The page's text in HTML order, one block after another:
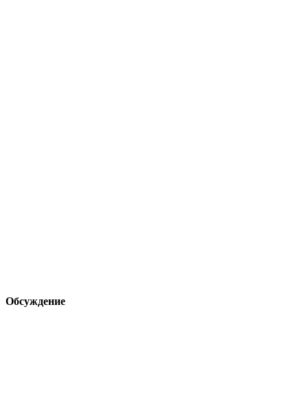
Обсуждение